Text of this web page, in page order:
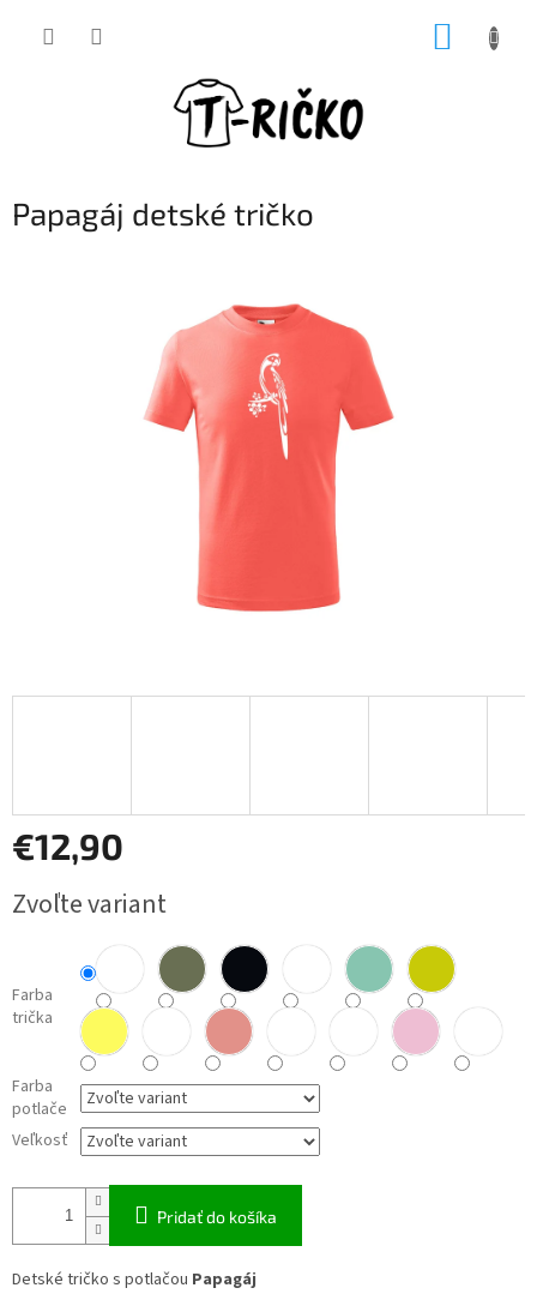
Papagáj detské tričko
€12,90
cena:
Zvoľte variant
Farba
trička
Farba
potlače
Veľkosť
Pridať do košíka
Detské tričko s potlačou Papagáj